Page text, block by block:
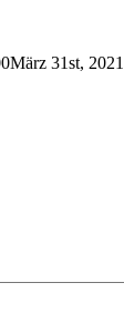
März 31st, 2021